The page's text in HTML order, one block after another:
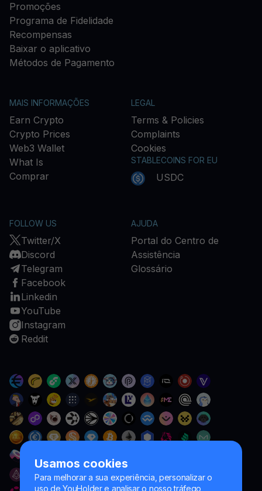
Usamos cookies
Para melhorar a sua experiência, personalizar o
uso de YouHolder e analisar o nosso tráfego,
Promoções
Programa de Fidelidade
Recompensas
Baixar o aplicativo
Métodos de Pagamento
MAIS INFORMAÇÕES
Earn Crypto
Crypto Prices
Web3 Wallet
What Is
Comprar
LEGAL
Terms & Policies
Complaints
Cookies
STABLECOINS FOR EU
USDC
FOLLOW US
Twitter/X
Discord
Telegram
Facebook
Linkedin
YouTube
Instagram
Reddit
AJUDA
Portal do Centro de
Assistência
Glossário